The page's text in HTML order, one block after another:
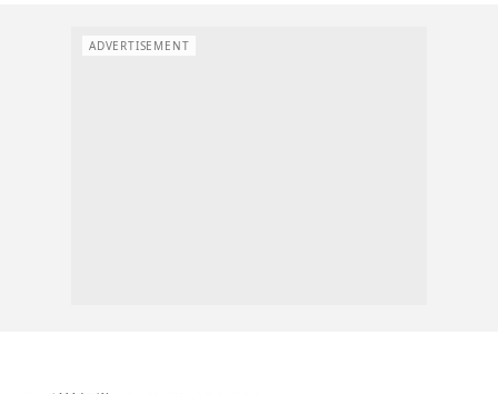
ADVERTISEMENT